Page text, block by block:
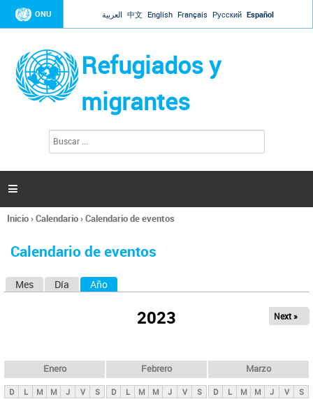
Jump to navigation
ONU العربية 中文 English Français Русский Español
Refugiados y
migrantes
l
d
s

Se
usted
Inicio›Calendario›Calendario de eventos
Calendario de eventos
s
Mes Día Año
2023 Next »
Enero
D L M M J V
S
Febrero
D L M M J V S
Marzo
D L M M J V S